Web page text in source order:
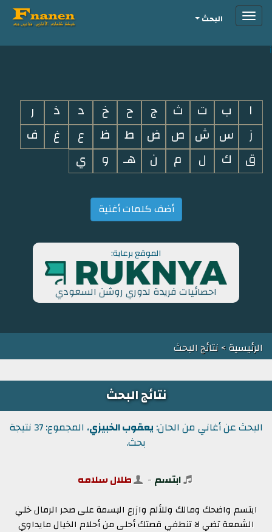
i
Toggleالبحث
ا ب ت ث ج ح خ د ذ
ر
ز
س ش ص ض ط ظ ع غ
ف
ق
ك ل م ن هـ و ي
أضف كلمات أغنية
الموقع برعاية:
احصائيات فريدة لدوري روشن السعودي
الرئيسية> نتائج البحث
نتائج البحث
البحث عن أغاني من الحان:يعقوب الخبيزي
، المجموع: 37 نتيجة
بحث.
ابتسم - طلال سلامه
ابتسم واضحك ومالك وللألم وازرع البسمة على صحر الرمال خلي
الشمعة تضي لا تنطفي قصتك أحلى من أحلام الخيال مايداوي